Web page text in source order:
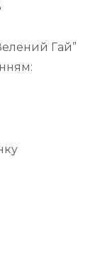
Гай”